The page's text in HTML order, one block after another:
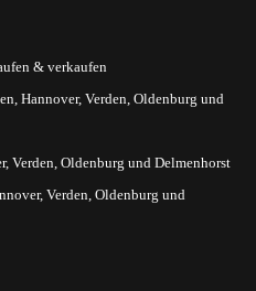
& verkaufen
Hannover, Verden, Oldenburg und
Verden, Oldenburg und Delmenhorst
Verden, Oldenburg und